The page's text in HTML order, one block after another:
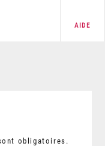
AIDE
obligatoires.